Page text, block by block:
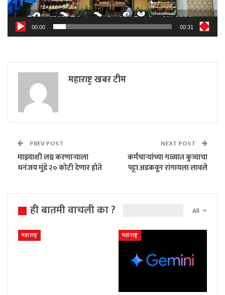
00:00 00:31
महाराष्ट्र खबर टीम
PREV POST
माझ्याशी लग्न करणाऱ्याला
धनंजय मुंडे २० कोटी देणार होते
NEXT POST
कर्मचाऱ्यांच्या गळ्यात कुत्र्याचा
पट्टा अडकवून रांगायला लावले
All
ही बातमी वाचली का ?
महाराष्ट्र महाराष्ट्र